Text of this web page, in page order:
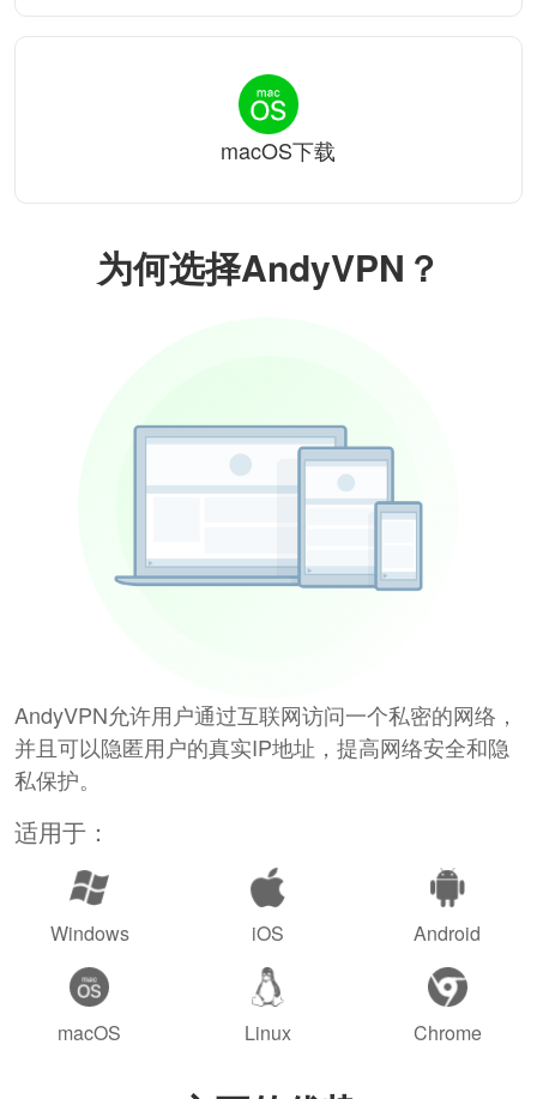
为何选择AndyVPN？
AndyVPN允许用户通过互联网访问一个私密的网络，
并且可以隐匿用户的真实IP地址，提高网络安全和隐
私保护。
适用于：
Windows iOS Android
macOS Linux Chrome
macOS下载